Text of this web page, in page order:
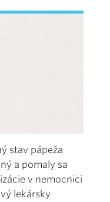
stav pápeža
a pomaly sa
v nemocnici
lekársky